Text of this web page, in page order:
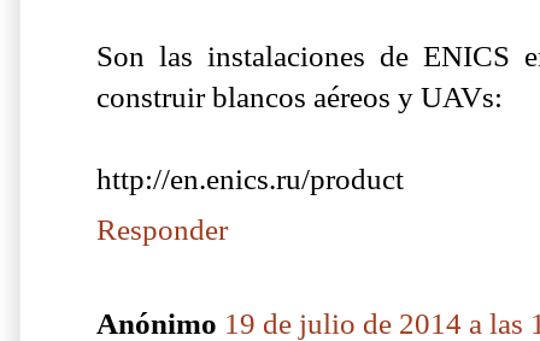
Son las instalaciones de ENICS
construir blancos aéreos y UAVs:
http://en.enics.ru/product
Responder
Anónimo 19 de julio de 2014 a las